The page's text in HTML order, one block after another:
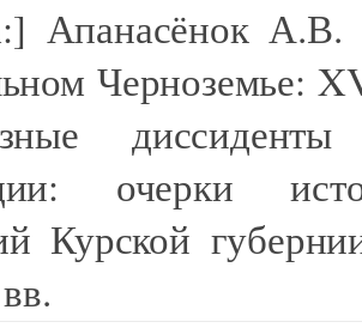
Апанасёнок А.В.
Черноземье:
очерки
Курской